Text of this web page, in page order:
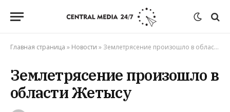
Главная страница » Новости » Землетрясение произошло в области Жетысу
Землетрясение произошло в
области Жетысу